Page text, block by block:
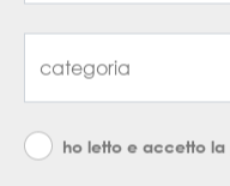
ho letto e accetto la